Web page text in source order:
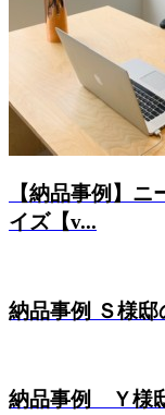
【納品事例】
イズ【v...
納品事例 Ｓ様邸
納品事例 Ｙ様